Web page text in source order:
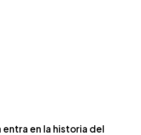
en la historia del